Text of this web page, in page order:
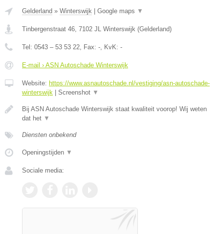
Gelderland » Winterswijk Google maps ▼
Tinbergenstraat 46, 7102 JL Winterswijk (Gelderland)
Tel: 0543 – 53 53 22, Fax: -, KvK: -
E-mail › ASN Autoschade Winterswijk
Website: https://www.asnautoschade.nl/vestiging/asn-autoschade-
winterswijk
Screenshot ▼
Bij ASN Autoschade Winterswijk staat kwaliteit voorop! Wij weten
dat het ▼
Diensten onbekend
Openingstijden ▼
Sociale media: